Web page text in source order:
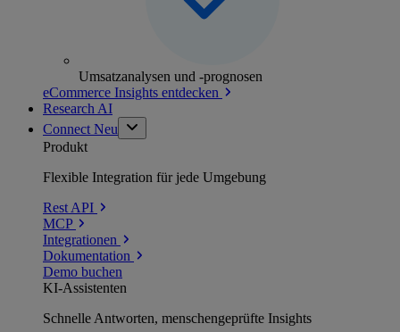
Umsatzanalysen und -prognosen
eCommerce Insights entdecken
Research AI
Connect Neu
Produkt
Flexible Integration für jede Umgebung
Rest API
MCP
Integrationen
Dokumentation
Demo buchen
KI-Assistenten
Schnelle Antworten, menschengeprüfte Insights